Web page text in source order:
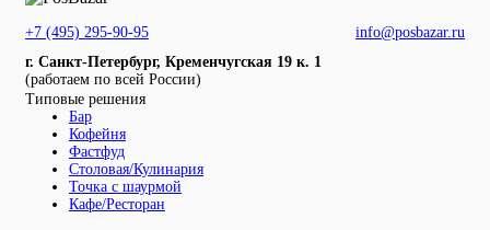
+7 (495) 295-90-95
info@posbazar.ru
г. Санкт-Петербург, Кременчугская 19 к. 1
(работаем по всей России)
Типовые решения
Бар
Кофейня
Фастфуд
Столовая/Кулинария
Точка с шаурмой
Кафе/Ресторан